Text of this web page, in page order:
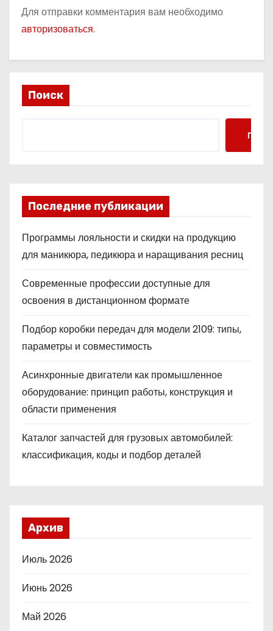
Для отправки комментария вам необходимо
авторизоваться.
Поиск
Поиск
Последние публикации
Программы лояльности и скидки на продукцию
для маникюра, педикюра и наращивания ресниц
Современные профессии доступные для
освоения в дистанционном формате
Подбор коробки передач для модели 2109: типы,
параметры и совместимость
Асинхронные двигатели как промышленное
оборудование: принцип работы, конструкция и
области применения
Каталог запчастей для грузовых автомобилей:
классификация, коды и подбор деталей
Архив
Июль 2026
Июнь 2026
Май 2026